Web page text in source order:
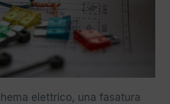
elettrico, una fasatura